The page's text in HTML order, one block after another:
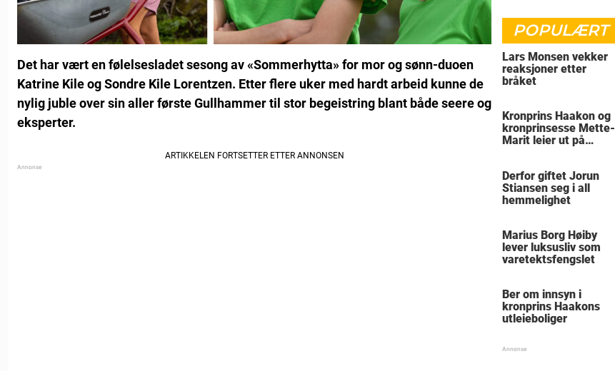
Det har vært en følelsesladet sesong av «Sommerhytta» for mor og sønn-duoen
Katrine Kile og Sondre Kile Lorentzen. Etter flere uker med hardt arbeid kunne de
nylig juble over sin aller første Gullhammer til stor begeistring blant både seere og
eksperter.
POPULÆRT
Lars Monsen vekker
reaksjoner etter
bråket
Kronprins Haakon og
kronprinsesse Mette-
Marit leier ut på
Derfor giftet Jorun
Stiansen seg i all
hemmelighet
Marius Borg Høiby
lever luksusliv som
varetektsfengslet
Ber om innsyn i
kronprins Haakons
utleieboliger